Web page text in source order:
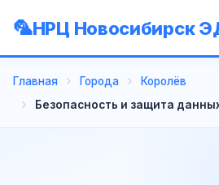
НРЦ Новосибирск
Главная Города
Королёв
Безопасность и защита